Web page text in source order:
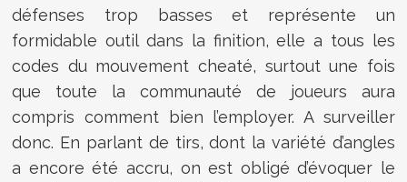
défenses trop basses et représente un
formidable outil dans la finition, elle a tous les
codes du mouvement cheaté, surtout une fois
que toute la communauté de joueurs aura
compris comment bien l’employer. A surveiller
donc. En parlant de tirs, dont la variété d’angles
a encore été accru, on est obligé d’évoquer le